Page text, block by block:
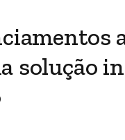
solução